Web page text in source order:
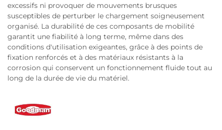
excessifs ni provoquer de mouvements brusques
susceptibles de perturber le chargement soigneusement
organisé. La durabilité de ces composants de mobilité
garantit une fiabilité à long terme, même dans des
conditions d'utilisation exigeantes, grâce à des points de
fixation renforcés et à des matériaux résistants à la
corrosion qui conservent un fonctionnement fluide tout au
long de la durée de vie du matériel.